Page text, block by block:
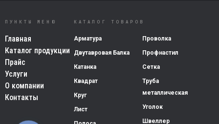
ПУНКТЫ МЕНЮ
Главная
Каталог продукции
Прайс
Услуги
О компании
Контакты
КАТАЛОГ ТОВАРОВ
Арматура
Двутавровая Балка
Катанка
Квадрат
Круг
Лист
Проволка
Профнастил
Сетка
Труба
металлическая
Уголок
Швеллер